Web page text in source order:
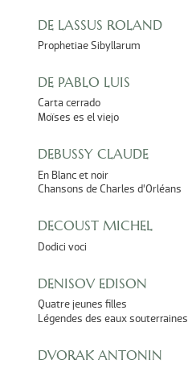
DE LASSUS ROLAND
Prophetiae Sibyllarum
DE PABLO LUIS
Carta cerrado
Moïses es el viejo
DEBUSSY CLAUDE
En Blanc et noir
Chansons de Charles d’Orléans
DECOUST MICHEL
Dodici voci
DENISOV EDISON
Quatre jeunes filles
Légendes des eaux souterraines
DVORAK ANTONIN